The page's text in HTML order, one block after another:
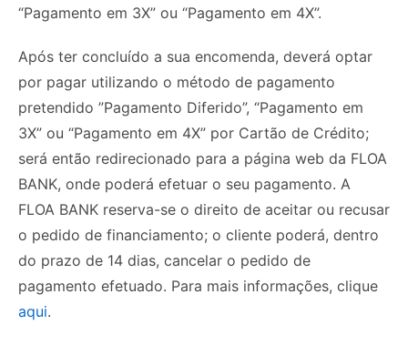
“Pagamento em 3X” ou “Pagamento em 4X”.
Após ter concluído a sua encomenda, deverá optar
por pagar utilizando o método de pagamento
pretendido ”Pagamento Diferido”, “Pagamento em
3X” ou “Pagamento em 4X” por Cartão de Crédito;
será então redirecionado para a página web da FLOA
BANK, onde poderá efetuar o seu pagamento. A
FLOA BANK reserva-se o direito de aceitar ou recusar
o pedido de financiamento; o cliente poderá, dentro
do prazo de 14 dias, cancelar o pedido de
pagamento efetuado. Para mais informações, clique
aqui.